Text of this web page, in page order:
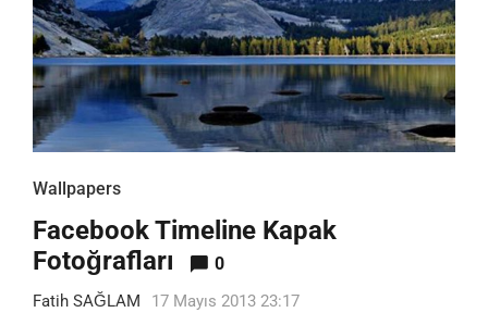
Wallpapers
Facebook Timeline Kapak
Fotoğrafları
0
Fatih SAĞLAM 17 Mayıs 2013 23:17